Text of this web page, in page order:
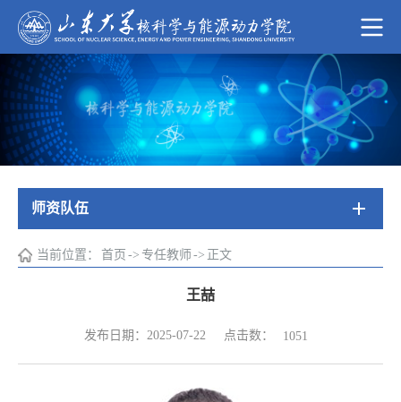
师资队伍
当前位置： 首页 -> 专任教师 -> 正文
王喆
发布日期：2025-07-22 点击数： 1051